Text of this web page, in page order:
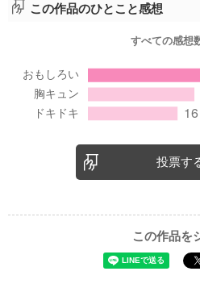
この作品のひとこと感想
すべての感想
投票す
この作品を